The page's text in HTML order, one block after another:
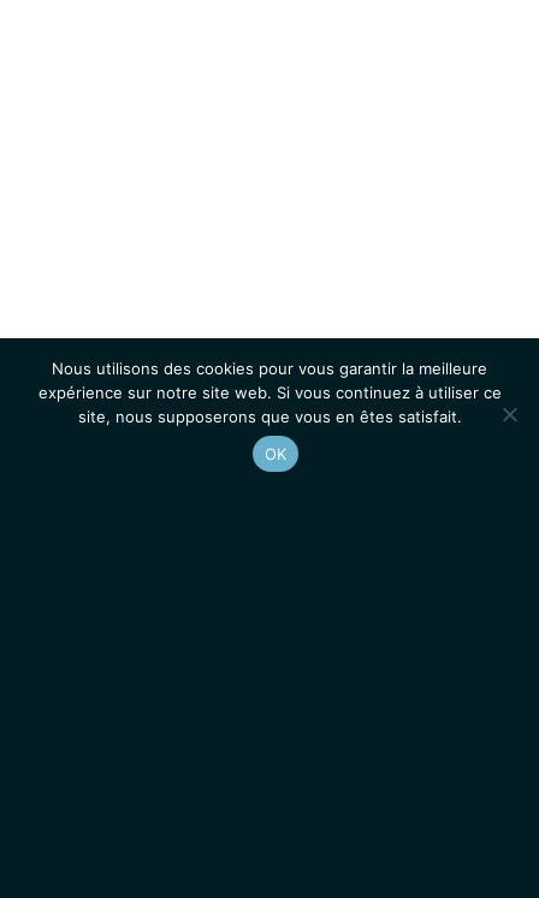
Nous utilisons des cookies pour vous garantir la meilleure
expérience sur notre site web. Si vous continuez à utiliser ce
site, nous supposerons que vous en êtes satisfait.
OK